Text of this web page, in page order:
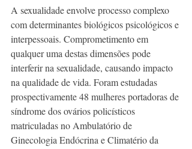
A sexualidade envolve processo complexo
com determinantes biológicos psicológicos e
interpessoais. Comprometimento em
qualquer uma destas dimensões pode
interferir na sexualidade, causando impacto
na qualidade de vida. Foram estudadas
prospectivamente 48 mulheres portadoras de
síndrome dos ovários policísticos
matriculadas no Ambulatório de
Ginecologia Endócrina e Climatério da